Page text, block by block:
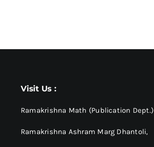
Visit Us :
Ramakrishna Math (Publication Dept.)
Ramakrishna Ashram Marg Dhantoli,